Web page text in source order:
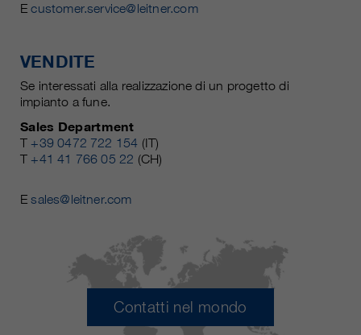
Ecustomer.service@leitner.com
VENDITE
Se interessati alla realizzazione di un progetto di
impianto a fune.
Sales Department
T +39 0472 722 154 (IT)
T +41 41 766 05 22 (CH)
Esales@leitner.com
Contatti nel mondo